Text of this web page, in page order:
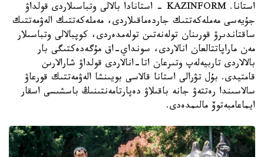
استانا. KAZINFORM - استانادا بالالى وتباسىلاردى قولداۋ
جۇيەسى مەملەكەتتىك جاردەماقىلاردى، مەملەكەتتىك الەۋمەتتىك
ساقتاندىرۋ قورىنان تولەنەتىن تولەمدەردى، كوپبالالى وتباسىلار
مەن ماراپاتتالعان انالاردى، سونداي-اق مۇگەدەكتىگى بار
بالالاردى تاربيەلەپ وتىرعان اتا-انالاردى قولداۋ شارالارىن
قامتيدى. بۇل تۋرالى استانا قالاسى بويىنشا الەۋمەتتىك قورعاۋ
سالاسىندا رەتتەۋ جانە باقىلاۋ دەپارتامەنتىنىڭ باسشىسى اسقار
ايماعامبەتوۆ مالىمدەدى.